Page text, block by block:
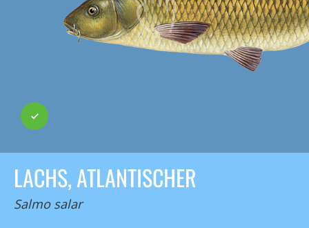
LACHS, ATLANTISCHER
Salmo salar